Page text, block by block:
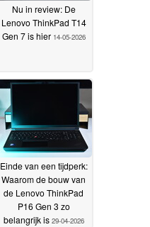
Nu in review: De
Lenovo ThinkPad T14
Gen 7 is hier 14-05-2026
Einde van een tijdperk:
Waarom de bouw van
de Lenovo ThinkPad
P16 Gen 3 zo
belangrijk is 29-04-2026